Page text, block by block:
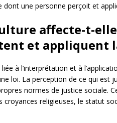
une personne perçoit et
affecte-t-
et appliquent
à l’interprétation et à
loi. La perception de ce qui est
normes de justice sociale.
croyances religieuses, le statut